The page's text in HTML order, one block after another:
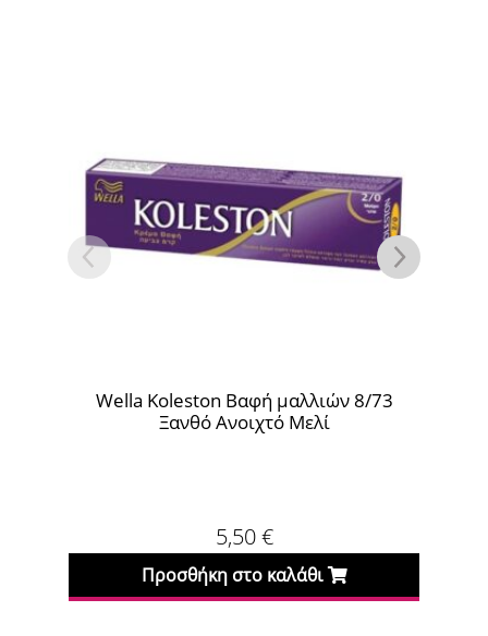
Koleston Βαφή μαλλιών 8/73
Ξανθό Ανοιχτό Μελί
Προσθήκη στο καλάθι
Wella